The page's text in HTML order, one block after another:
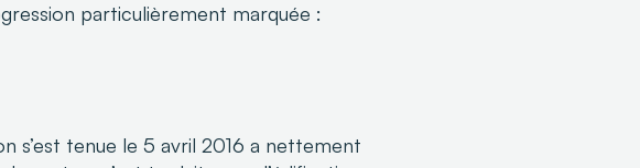
particulièrement marquée :
s’est tenue le 5 avril 2016 a nettement